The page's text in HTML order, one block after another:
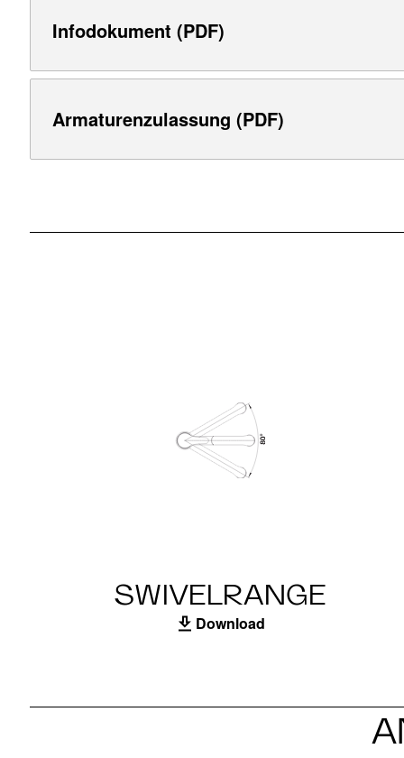
Infodokument (PDF)
Armaturenzulassung (PDF)
SWIVELRANGE
Download